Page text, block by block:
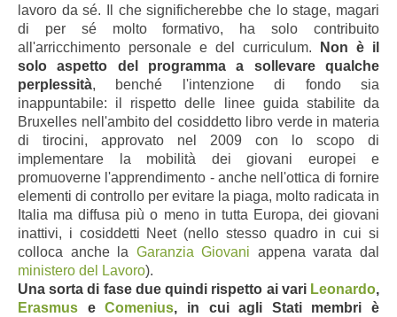
lavoro da sé. Il che significherebbe che lo stage, magari
di per sé molto formativo, ha solo contribuito
all'arricchimento personale e del curriculum. Non è il
solo aspetto del programma a sollevare qualche
perplessità, benché l'intenzione di fondo sia
inappuntabile: il rispetto delle linee guida stabilite da
Bruxelles nell'ambito del cosiddetto libro verde in materia
di tirocini, approvato nel 2009 con lo scopo di
implementare la mobilità dei giovani europei e
promuoverne l'apprendimento - anche nell'ottica di fornire
elementi di controllo per evitare la piaga, molto radicata in
Italia ma diffusa più o meno in tutta Europa, dei giovani
inattivi, i cosiddetti Neet (nello stesso quadro in cui si
colloca anche la Garanzia Giovani appena varata dal
ministero del Lavoro).
Una sorta di fase due quindi rispetto ai vari Leonardo,
Erasmus eComenius, in cui agli Stati membri è